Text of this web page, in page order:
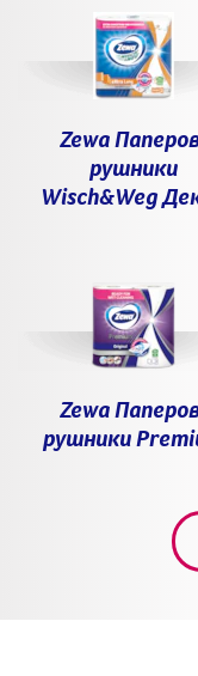
Zewa
рушники
Wisch&Weg
Zewa
рушники